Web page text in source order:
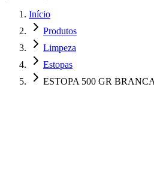
Início
Produtos
Limpeza
Estopas
ESTOPA 500 GR